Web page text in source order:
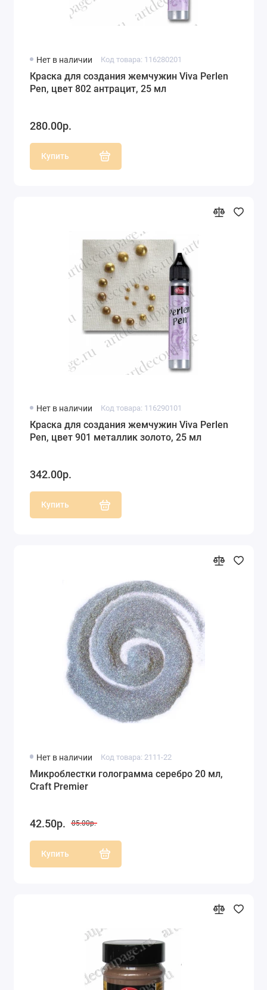
Нет в наличии Код товара: 116280201
Краска для создания жемчужин Viva Perlen
Pen, цвет 802 антрацит, 25 мл
280.00р.
Купить
Нет в наличии Код товара: 116290101
Краска для создания жемчужин Viva Perlen
Pen, цвет 901 металлик золото, 25 мл
342.00р.
Купить
Нет в наличии Код товара: 2111-22
Микроблестки голограмма серебро 20 мл,
Craft Premier
42.50р. 85.00р.
Купить